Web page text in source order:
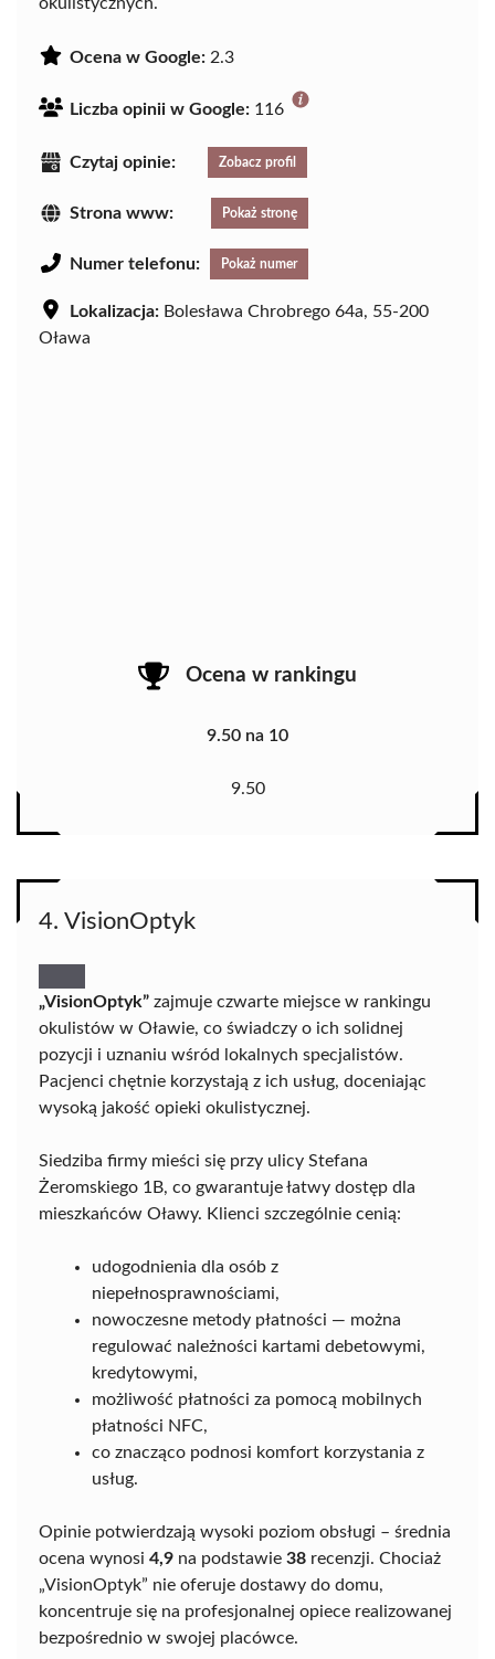
Ocena w Google: 2.3
Liczba opinii w Google: 116
Czytaj opinie: Zobacz profil
Strona www: Pokaż stronę
Numer telefonu: Pokaż numer
Lokalizacja: Bolesława Chrobrego 64a, 55-200
Oława
Ocena w rankingu
9.50 na 10
9.50
4. VisionOptyk
„VisionOptyk” zajmuje czwarte miejsce w rankingu
okulistów w Oławie, co świadczy o ich solidnej
pozycji i uznaniu wśród lokalnych specjalistów.
Pacjenci chętnie korzystają z ich usług, doceniając
wysoką jakość opieki okulistycznej.
Siedziba firmy mieści się przy ulicy Stefana
Żeromskiego 1B, co gwarantuje łatwy dostęp dla
mieszkańców Oławy. Klienci szczególnie cenią:
udogodnienia dla osób z
niepełnosprawnościami,
nowoczesne metody płatności — można
regulować należności kartami debetowymi,
kredytowymi,
możliwość płatności za pomocą mobilnych
płatności NFC,
co znacząco podnosi komfort korzystania z
usług.
Opinie potwierdzają wysoki poziom obsługi – średnia
ocena wynosi 4,9 na podstawie 38 recenzji. Chociaż
„VisionOptyk” nie oferuje dostawy do domu,
koncentruje się na profesjonalnej opiece realizowanej
bezpośrednio w swojej placówce.